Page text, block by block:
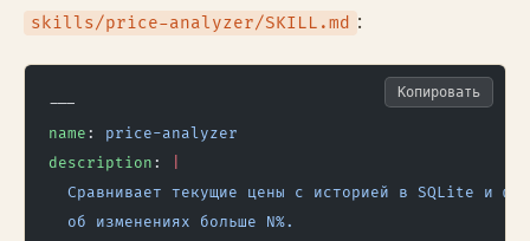
skills/price-analyzer/SKILL.md :
---
name : price-analyzer
description :
Сравнивает текущие цены с историей в SQLite и
  об изменениях больше N%.
Копировать